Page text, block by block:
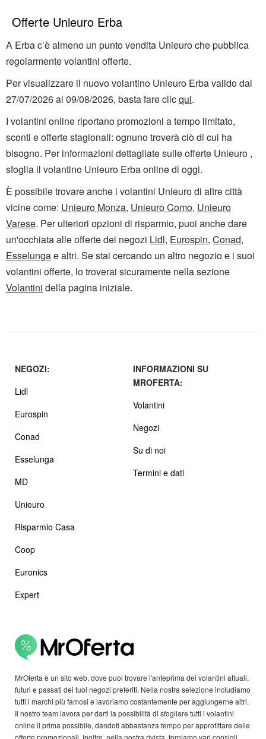
Offerte Unieuro Erba
A Erba c’è almeno un punto vendita Unieuro che pubblica
regolarmente volantini offerte.
Per visualizzare il nuovo volantino Unieuro Erba valido dal
27/07/2026 al 09/08/2026, basta fare clicqui.
I volantini online riportano promozioni a tempo limitato,
sconti e offerte stagionali: ognuno troverà ciò di cui ha
bisogno. Per informazioni dettagliate sulle offerte Unieuro ,
sfoglia il volantino Unieuro Erba online di oggi.
È possibile trovare anche i volantini Unieuro di altre città
vicine come: Unieuro Monza, Unieuro Como, Unieuro
Varese. Per ulteriori opzioni di risparmio, puoi anche dare
un'occhiata alle offerte dei negozi Lidl, Eurospin, Conad,
Esselungae altri. Se stai cercando un altro negozio e i suoi
volantini offerte, lo troverai sicuramente nella sezione
Volantini della pagina iniziale.
MrOferta è un sito web, dove puoi trovare l'anteprima dei volantini attuali,
futuri e passati dei tuoi negozi preferiti. Nella nostra selezione includiamo
tutti i marchi più famosi e lavoriamo costantemente per aggiungerne altri.
Il nostro team lavora per darti la possibilità di sfogliare tutti i volantini
online il prima possibile, dandoti abbastanza tempo per approfittare delle
offerte promozionali. Inoltre, nella nostra rivista, forniamo vari consigli,
NEGOZI:
Lidl
Eurospin
Conad
Esselunga
MD
Unieuro
Risparmio Casa
Coop
Euronics
Expert
INFORMAZIONI SU
MROFERTA:
Volantini
Negozi
Su di noi
Termini e dati